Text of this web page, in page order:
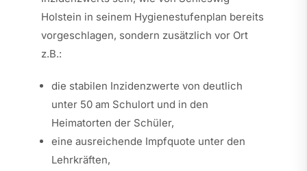
Holstein in seinem Hygienestufenplan bereits
vorgeschlagen, sondern zusätzlich vor Ort
z.B.:
die stabilen Inzidenzwerte von deutlich
unter 50 am Schulort und in den
Heimatorten der Schüler,
eine ausreichende Impfquote unter den
Lehrkräften,